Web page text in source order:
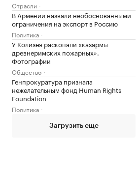
Отрасли
В Армении назвали необоснованными
ограничения на экспорт в Россию
Политика
У Колизея раскопали «казармы
древнеримских пожарных».
Фотографии
Общество
Генпрокуратура признала
нежелательным фонд Human Rights
Foundation
Политика
Загрузить еще